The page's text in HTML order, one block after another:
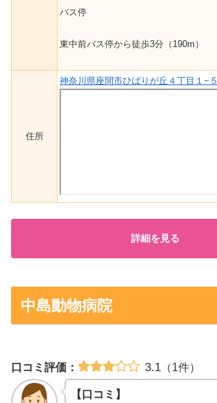
バス停
東中前バス停から徒歩3分（190m）
住所
神奈川県座間市ひばりが丘４丁目１−５
詳細を見る
中島動物病院
口コミ評価： 3.1（1件）
【口コミ】